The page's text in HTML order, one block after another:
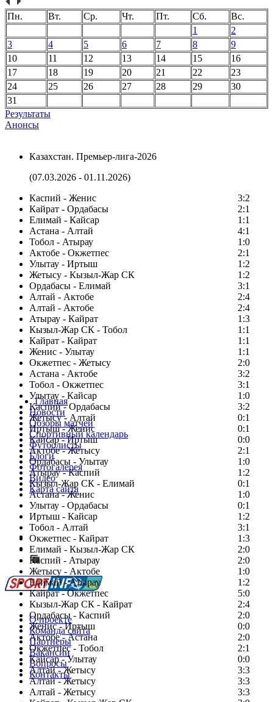
Пн. Вт. Ср. Чт. Пт. Сб.
Вс.
1
2
3
4 5 6 7 8
9
10
11 12 13 14 15
16
17
18 19 20 21 22
23
24
25 26 27 28 29
30
31
Результаты
Анонсы
Казахстан. Премьер-лига-2026
(07.03.2026 - 01.11.2026)
Каспий - Женис
3:2
Кайрат - Ордабасы
2:1
Елимай - Кайсар
1:1
Астана - Алтай
4:1
Тобол - Атырау
1:0
Актобе - Окжетпес
2:1
Улытау - Иртыш
1:2
Жетысу - Кызыл-Жар СК
1:2
Ордабасы - Елимай
3:1
Алтай - Актобе
2:4
Алтай - Актобе
2:4
Атырау - Кайрат
1:3
Кызыл-Жар СК - Тобол
1:1
Кайрат - Кайрат
1:1
Женис - Улытау
1:1
Окжетпес - Жетысу
2:0
Астана - Актобе
3:2
Тобол - Окжетпес
3:1
Улытау - Кайсар
1:0
Каспий - Ордабасы
3:2
Жетысу - Алтай
0:1
Иртыш - Женис
0:1
Кайсар - Иртыш
0:0
Актобе - Жетысу
2:1
Ордабасы - Улытау
1:0
Атырау - Каспий
1:2
Кызыл-Жар СК - Елимай
0:1
Астана - Женис
1:0
Улытау - Ордабасы
0:1
Иртыш - Кайсар
1:2
Тобол - Алтай
3:1
Окжетпес - Кайрат
1:3
Елимай - Кызыл-Жар СК
2:0
Каспий - Атырау
2:0
Жетысу - Актобе
1:0
Елимай - Атырау
1:2
Кайрат - Окжетпес
5:0
Кызыл-Жар СК - Кайрат
2:4
Ордабасы - Каспий
2:0
Женис - Иртыш
0:0
Актобе - Астана
2:0
Окжетпес - Тобол
2:1
Кайсар - Улытау
0:0
Алтай - Жетысу
3:3
Алтай - Жетысу
3:3
Алтай - Жетысу
3:3
Главная
Новости
Обзоры матчей
Спортивный календарь
Футболисты
Блоги
Фотогалерея
Видео
Карта сайта
Есть идея?
Сообщить о мероприятии
Перейти на старый сайт
О проекте
Команда сайта
Партнеры
Вакансии
Вопросы
Контакты